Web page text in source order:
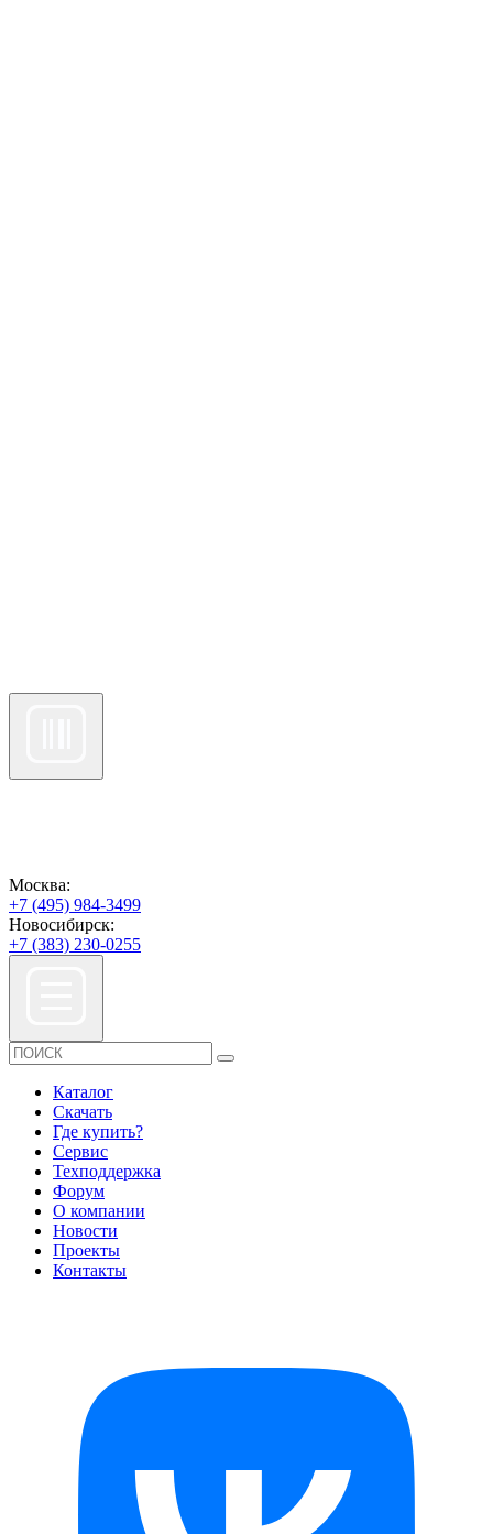
Москва:
+7 (495) 984-3499
Новосибирск:
+7 (383) 230-0255
Каталог
Скачать
Где купить?
Сервис
Техподдержка
Форум
О компании
Новости
Проекты
Контакты